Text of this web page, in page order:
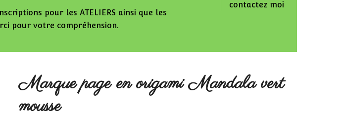
contactez moi
pour les ATELIERS ainsi que les
pour votre compréhension.
Marque page en origami Mandala vert
mousse